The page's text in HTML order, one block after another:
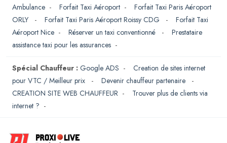
Ambulance - Forfait Taxi Aéroport - Forfait Taxi Paris Aéroport
ORLY
- Forfait Taxi Paris Aéroport Roissy CDG - Forfait Taxi
Aéroport Nice - Réserver un taxi conventionné - Prestataire
assistance taxi pour les assurances -
Spécial Chauffeur : Google ADS - Creation de sites internet
pour VTC / Meilleur prix
- Devenir chauffeur partenaire
-
CREATION SITE WEB CHAUFFEUR - Trouver plus de clients via
internet ? -